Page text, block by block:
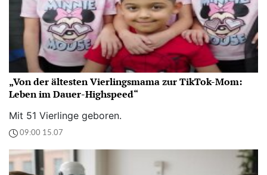
„Von der ältesten Vierlingsmama zur TikTok-Mom:
Leben im Dauer-Highspeed“
Mit 51 Vierlinge geboren.
09:00 15.07